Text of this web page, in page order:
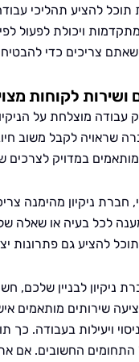
תוכל להציע תהליכי
מתקדמות ויכולת לפעול
צריכים כדי
ושירות לקוחות
עבודה מוצלחת על
שראויה לקבל משוב
במדויק לצרכים
חברת ניקיון מהימנה
לכל בעיה או שאלה
להציע גם פתרונות
ניקיון לבניין שלכם,
שירותים מותאמים
ויעילות בעבודה.
החשובים. אם אתם